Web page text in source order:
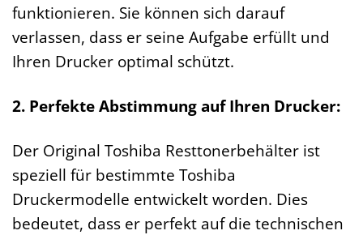
funktionieren. Sie können sich darauf
verlassen, dass er seine Aufgabe erfüllt und
Ihren Drucker optimal schützt.
2. Perfekte Abstimmung auf Ihren Drucker:
Der Original Toshiba Resttonerbehälter ist
speziell für bestimmte Toshiba
Druckermodelle entwickelt worden. Dies
bedeutet, dass er perfekt auf die technischen